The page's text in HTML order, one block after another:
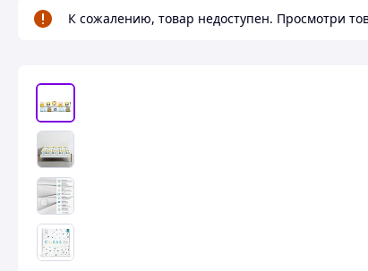
К сожалению, товар недоступен. Просмотри